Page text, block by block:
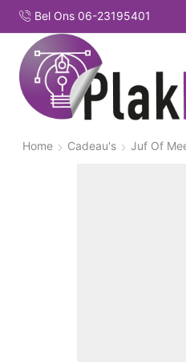
Bel Ons 06-23195401
Home Cadeau's Juf Of